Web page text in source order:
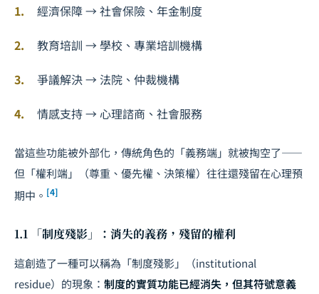
經濟保障 → 社會保險、年金制度
教育培訓 → 學校、專業培訓機構
爭議解決 → 法院、仲裁機構
情感支持 → 心理諮商、社會服務
當這些功能被外部化，傳統角色的「義務端」就被掏空了——
但「權利端」（尊重、優先權、決策權）往往還殘留在心理預
期中。 [4]
1.1 「制度殘影」：消失的義務，殘留的權利
這創造了一種可以稱為「制度殘影」（institutional
residue）的現象： 制度的實質功能已經消失，但其符號意義